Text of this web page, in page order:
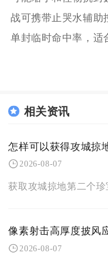
战可携带止哭水辅助
单封临时命中率，适
相关资讯
2026-08-07
2026-08-07